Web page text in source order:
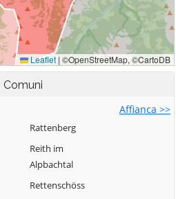
Comuni
Affianca >>
Rattenberg
Reith im
Alpbachtal
Rettenschöss